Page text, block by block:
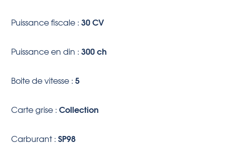
Puissance fiscale :30 CV
Puissance en din :300 ch
Boite de vitesse :5
Carte grise :Collection
Carburant :SP98